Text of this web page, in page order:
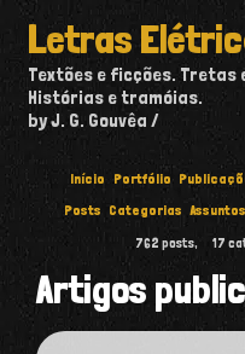
Letras
Textões e ficções. Tretas
Histórias e tramóias.
by J. G. Gouvêa
Início Portfólio
Posts Categorias Assuntos
762 posts, 17
Artigos